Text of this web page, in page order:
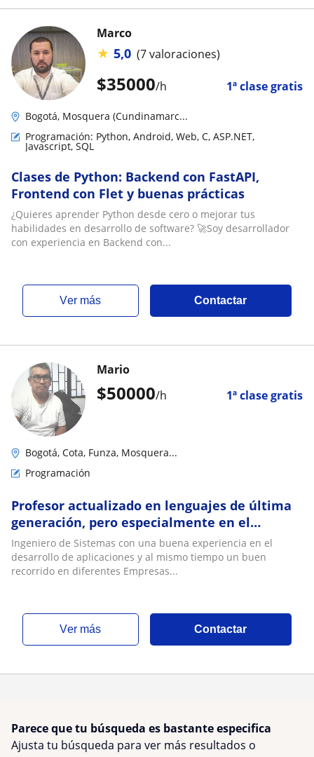
$35000/h 1ª clase gratis
Marco
★ 5,0 (7 valoraciones)
Bogotá, Mosquera (Cundinamarc...
Programación: Python, Android, Web, C, ASP.NET,
Javascript, SQL
Clases de Python: Backend con FastAPI,
Frontend con Flet y buenas prácticas
¿Quieres aprender Python desde cero o mejorar tus
habilidades en desarrollo de software? 🚀Soy desarrollador
con experiencia en Backend con...
ver más Contactar
$50000/h 1ª clase gratis
Mario
Bogotá, Cota, Funza, Mosquera...
Programación
Profesor actualizado en lenguajes de última
generación, pero especialmente en el
desarrollo de la Lógica de Programación
Ingeniero de Sistemas con una buena experiencia en el
desarrollo de aplicaciones y al mismo tiempo un buen
recorrido en diferentes Empresas...
ver más Contactar
Parece que tu búsqueda es bastante especifica
Ajusta tu búsqueda para ver más resultados o